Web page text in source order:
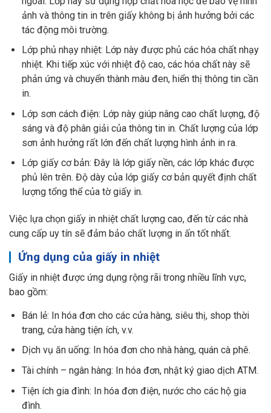
ảnh và thông tin in trên giấy không bị ảnh hưởng bởi các
tác động môi trường.
Lớp phủ nhạy nhiệt: Lớp này được phủ các hóa chất nhạy
nhiệt. Khi tiếp xúc với nhiệt độ cao, các hóa chất này sẽ
phản ứng và chuyển thành màu đen, hiển thị thông tin cần
in.
Lớp sơn cách điện: Lớp này giúp nâng cao chất lượng, độ
sáng và độ phân giải của thông tin in. Chất lượng của lớp
sơn ảnh hưởng rất lớn đến chất lượng hình ảnh in ra.
Lớp giấy cơ bản: Đây là lớp giấy nền, các lớp khác được
phủ lên trên. Độ dày của lớp giấy cơ bản quyết định chất
lượng tổng thể của tờ giấy in.
Việc lựa chọn giấy in nhiệt chất lượng cao, đến từ các nhà
cung cấp uy tín sẽ đảm bảo chất lượng in ấn tốt nhất.
Ứng dụng của giấy in nhiệt
Giấy in nhiệt được ứng dụng rộng rãi trong nhiều lĩnh vực,
bao gồm:
Bán lẻ: In hóa đơn cho các cửa hàng, siêu thị, shop thời
trang, cửa hàng tiện ích, v.v.
Dịch vụ ăn uống: In hóa đơn cho nhà hàng, quán cà phê.
Tài chính – ngân hàng: In hóa đơn, nhật ký giao dịch ATM.
Tiện ích gia đình: In hóa đơn điện, nước cho các hộ gia
đình.